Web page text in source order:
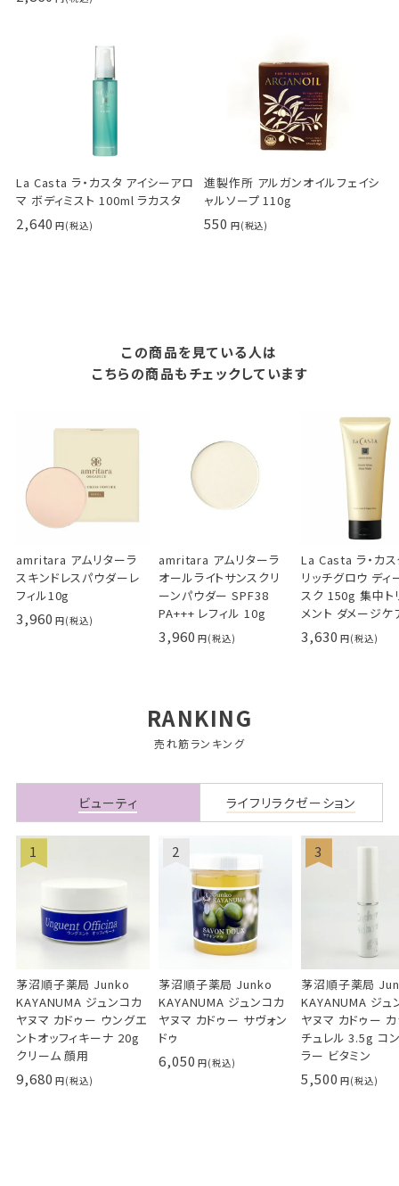
La Casta ラ・カスタ アイシーアロ
マ ボディミスト 100ml ラカスタ
2,640
進製作所 アルガンオイルフェイシ
ャルソープ 110g
550
この商品を見ている人は
こちらの商品もチェックしています
amritara アムリターラ
スキンドレスパウダーレ
フィル10g
3,960
amritara アムリターラ
オールライトサンスクリ
ーンパウダー SPF38
PA+++ レフィル 10g
3,960
La Casta ラ・カ
リッチグロウ ディ
スク 150g 集中ト
メント ダメージケ
3,630
RANKING
売れ筋ランキング
ビューティ ライフリラクゼーション
茅沼順子薬局 Junko
KAYANUMA ジュンコカ
ヤヌマ カドゥー ウングエ
ントオッフィキーナ 20g
クリーム 顔用
9,680
茅沼順子薬局 Junko
KAYANUMA ジュンコカ
ヤヌマ カドゥー サヴォン
ドゥ
6,050
茅沼順子薬局
KAYANUMA ジュ
ヤヌマ カドゥー
チュレル 3.5g コ
ラー ビタミン
5,500